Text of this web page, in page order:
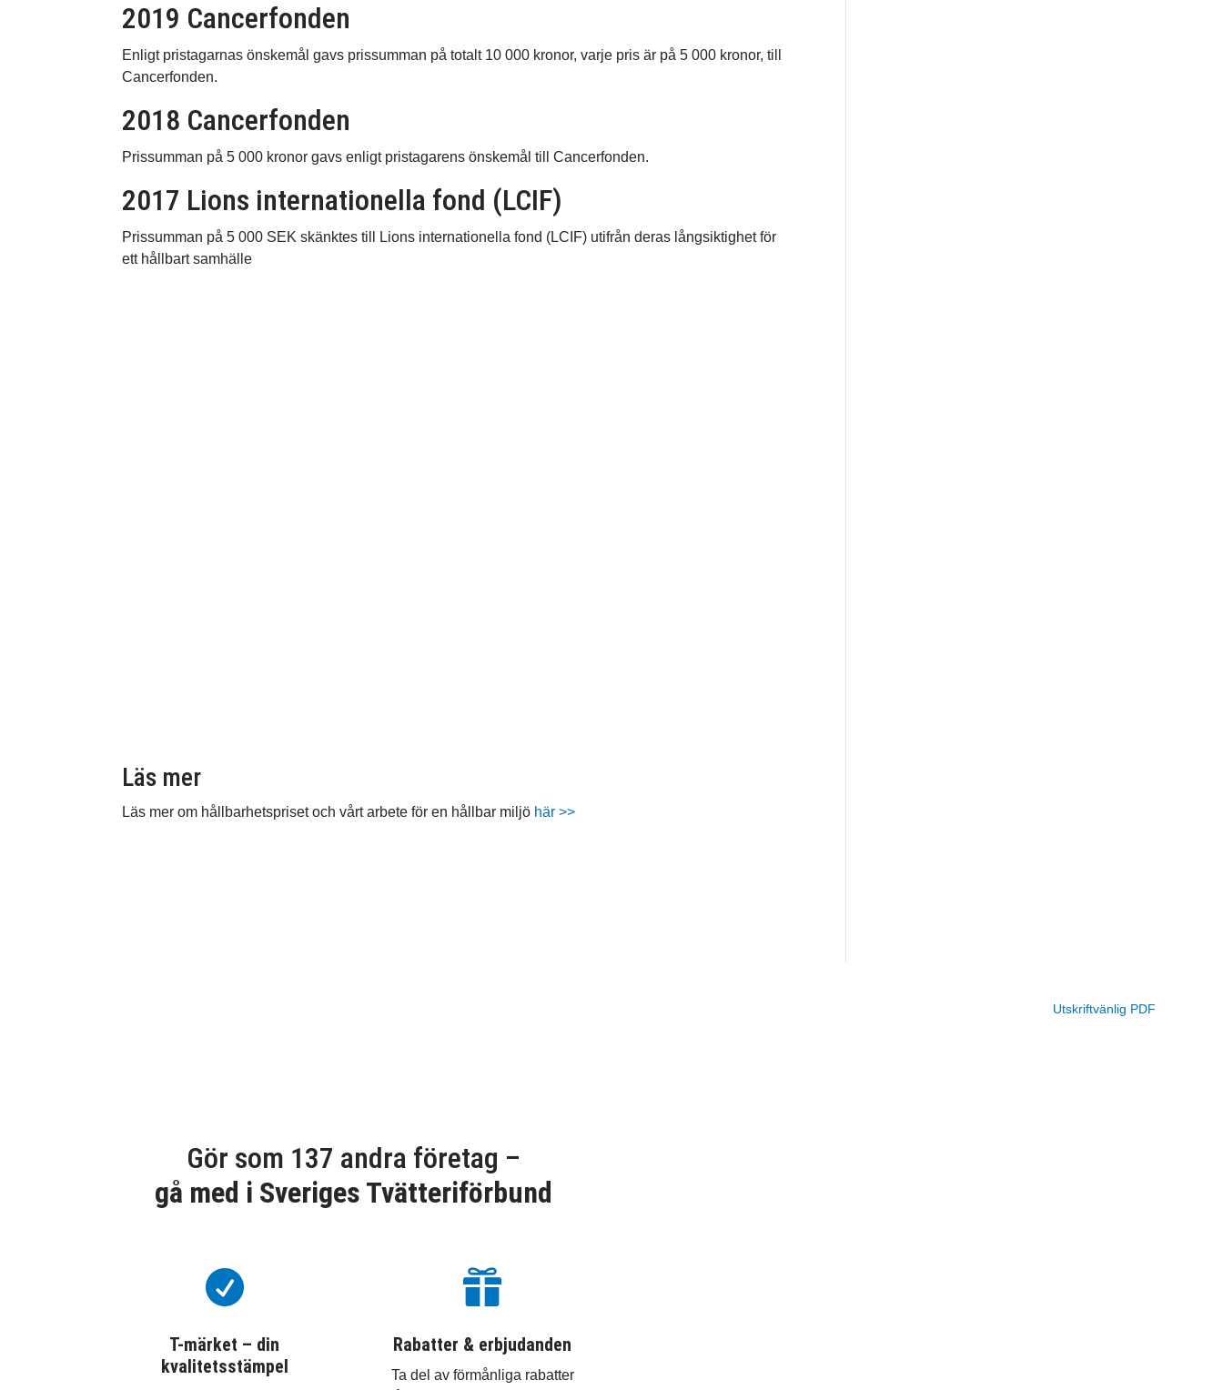
2019 Cancerfonden
Enligt pristagarnas önskemål gavs prissumman på totalt 10 000 kronor, varje pris är på 5 000 kronor, till
Cancerfonden.
2018 Cancerfonden
Prissumman på 5 000 kronor gavs enligt pristagarens önskemål till Cancerfonden.
2017 Lions internationella fond (LCIF)
Prissumman på 5 000 SEK skänktes till Lions internationella fond (LCIF) utifrån deras långsiktighet för
ett hållbart samhälle
Läs mer
Läs mer om hållbarhetspriset och vårt arbete för en hållbar miljö här >>
Utskriftvänlig PDF
Gör som 137 andra företag –
gå med i Sveriges Tvätteriförbund

T-märket – din
kvalitetsstämpel

Rabatter & erbjudanden
Ta del av förmånliga rabatter